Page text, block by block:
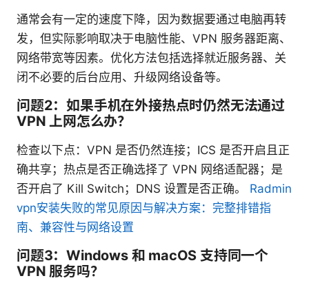
通常会有一定的速度下降，因为数据要通过电脑再转
发，但实际影响取决于电脑性能、VPN 服务器距离、
网络带宽等因素。优化方法包括选择就近服务器、关
闭不必要的后台应用、升级网络设备等。
问题2：如果手机在外接热点时仍然无法通过
VPN 上网怎么办？
检查以下点：VPN 是否仍然连接；ICS 是否开启且正
确共享；热点是否正确选择了 VPN 网络适配器；是
否开启了 Kill Switch；DNS 设置是否正确。 Radmin
vpn安装失败的常见原因与解决方案：完整排错指
南、兼容性与网络设置
问题3：Windows 和 macOS 支持同一个
VPN 服务吗？